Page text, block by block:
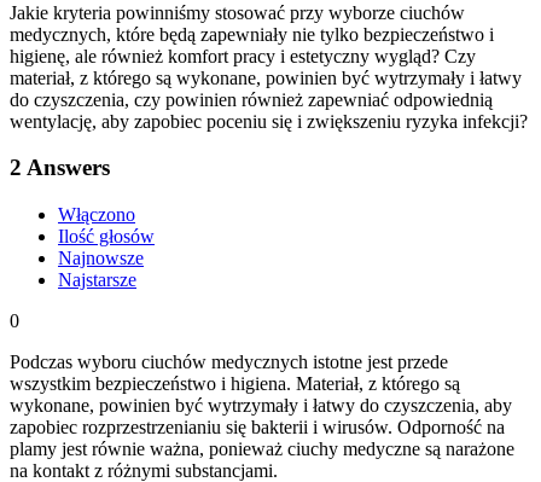
Jakie kryteria powinniśmy stosować przy wyborze ciuchów
medycznych, które będą zapewniały nie tylko bezpieczeństwo i
higienę, ale również komfort pracy i estetyczny wygląd? Czy
materiał, z którego są wykonane, powinien być wytrzymały i łatwy
do czyszczenia, czy powinien również zapewniać odpowiednią
wentylację, aby zapobiec poceniu się i zwiększeniu ryzyka infekcji?
2 Answers
Włączono
Ilość głosów
Najnowsze
Najstarsze
0
Podczas wyboru ciuchów medycznych istotne jest przede
wszystkim bezpieczeństwo i higiena. Materiał, z którego są
wykonane, powinien być wytrzymały i łatwy do czyszczenia, aby
zapobiec rozprzestrzenianiu się bakterii i wirusów. Odporność na
plamy jest równie ważna, ponieważ ciuchy medyczne są narażone
na kontakt z różnymi substancjami.